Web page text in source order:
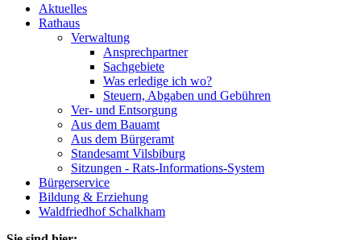
Aktuelles
Rathaus
Verwaltung
Ansprechpartner
Sachgebiete
Was erledige ich wo?
Steuern, Abgaben und Gebühren
Ver- und Entsorgung
Aus dem Bauamt
Aus dem Bürgeramt
Standesamt Vilsbiburg
Sitzungen - Rats-Informations-System
Bürgerservice
Bildung & Erziehung
Waldfriedhof Schalkham